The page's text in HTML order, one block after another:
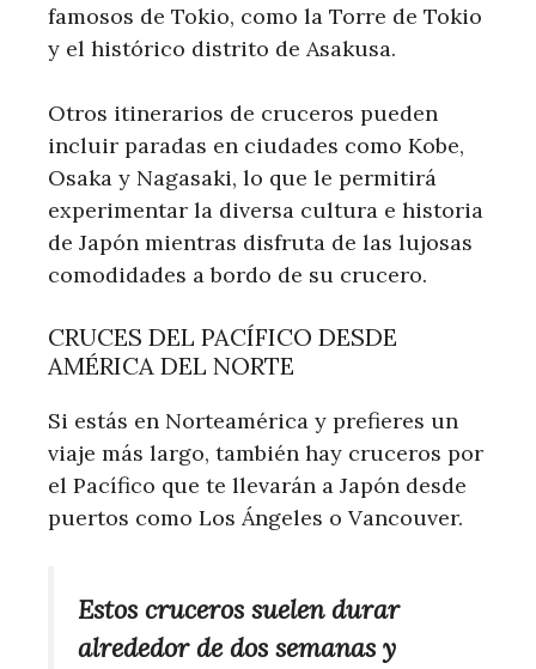
famosos de Tokio, como la Torre de Tokio
y el histórico distrito de Asakusa.
Otros itinerarios de cruceros pueden
incluir paradas en ciudades como Kobe,
Osaka y Nagasaki, lo que le permitirá
experimentar la diversa cultura e historia
de Japón mientras disfruta de las lujosas
comodidades a bordo de su crucero.
CRUCES DEL PACÍFICO DESDE
AMÉRICA DEL NORTE
Si estás en Norteamérica y prefieres un
viaje más largo, también hay cruceros por
el Pacífico que te llevarán a Japón desde
puertos como Los Ángeles o Vancouver.
Estos cruceros suelen durar
alrededor de dos semanas y